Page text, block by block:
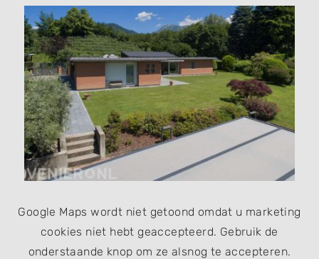
Google Maps wordt niet getoond omdat u marketing
cookies niet hebt geaccepteerd. Gebruik de
onderstaande knop om ze alsnog te accepteren.